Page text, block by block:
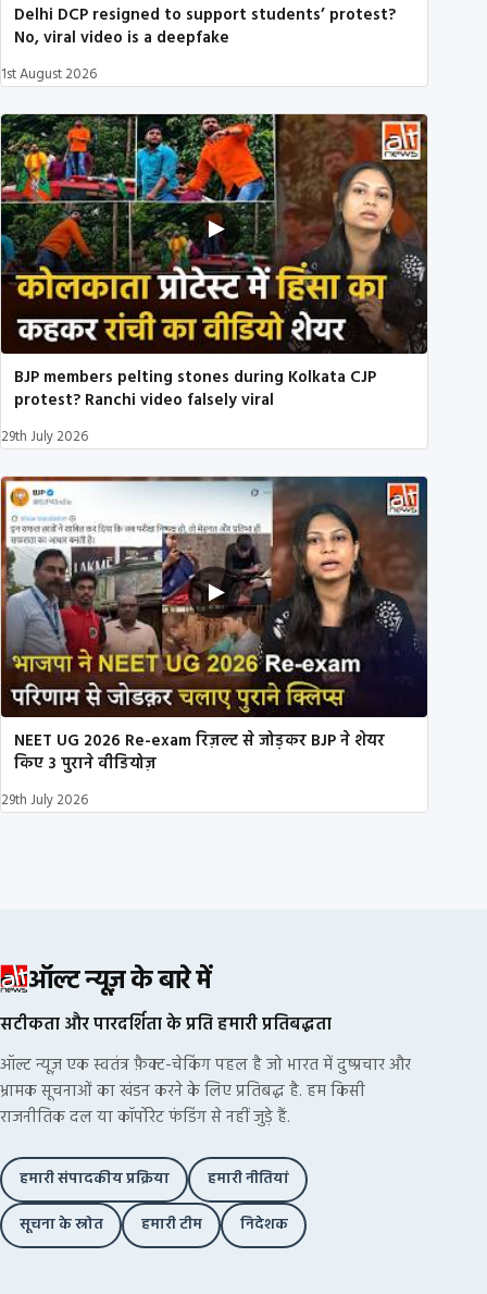
Delhi DCP resigned to support students’ protest?
No, viral video is a deepfake
1st August 2026
BJP members pelting stones during Kolkata CJP
protest? Ranchi video falsely viral
29th July 2026
NEET UG 2026 Re-exam रिज़ल्ट से जोड़कर BJP ने शेयर
किए 3 पुराने वीडियोज़
29th July 2026
ऑल्ट न्यूज़ के बारे में
सटीकता और पारदर्शिता के प्रति हमारी प्रतिबद्धता
ऑल्ट न्यूज़ एक स्वतंत्र फ़ैक्ट-चेकिंग पहल है जो भारत में दुष्प्रचार और
भ्रामक सूचनाओं का खंडन करने के लिए प्रतिबद्ध है. हम किसी
राजनीतिक दल या कॉर्पोरेट फंडिंग से नहीं जुड़े हैं.
हमारी संपादकीय प्रक्रिया
हमारी नीतियां
सूचना के स्रोत
हमारी टीम निदेशक